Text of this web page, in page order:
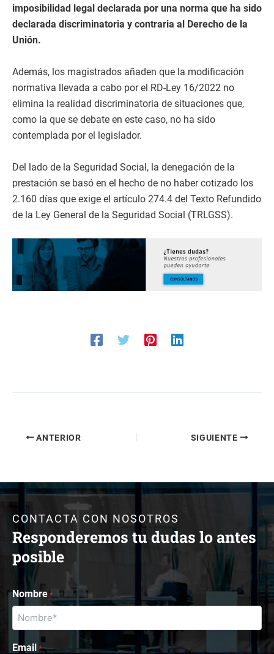
imposibilidad legal declarada por una norma que ha sido
declarada discriminatoria y contraria al Derecho de la
Unión.
Además, los magistrados añaden que la modificación
normativa llevada a cabo por el RD-Ley 16/2022 no
elimina la realidad discriminatoria de situaciones que,
como la que se debate en este caso, no ha sido
contemplada por el legislador.
Del lado de la Seguridad Social, la denegación de la
prestación se basó en el hecho de no haber cotizado los
2.160 días que exige el artículo 274.4 del Texto Refundido
de la Ley General de la Seguridad Social (TRLGSS).
ANTERIOR SIGUIENTE
CONTACTA CON NOSOTROS
Responderemos tu dudas lo antes
posible
Nombre *
Email *